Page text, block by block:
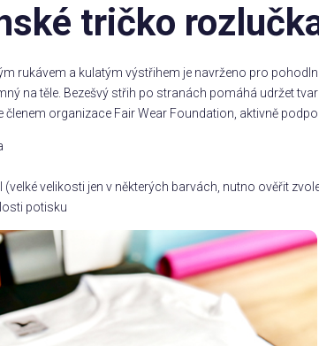
tričko
rukávem a kulatým výstřihem je navrženo pro
na těle. Bezešvý střih po stranách pomáhá udržet
členem organizace Fair Wear Foundation, aktivně
(velké velikosti jen v některých barvách, nutno ověřit
potisku